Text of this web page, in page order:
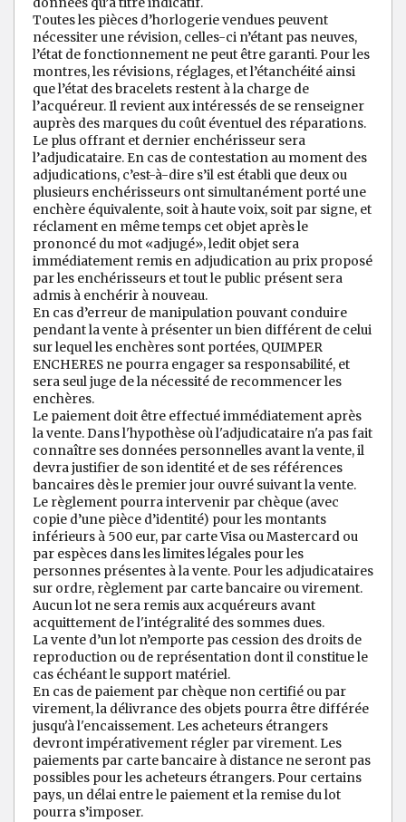
Toutes les pièces d’horlogerie vendues peuvent
nécessiter une révision, celles-ci n’étant pas neuves,
l’état de fonctionnement ne peut être garanti. Pour les
montres, les révisions, réglages, et l’étanchéité ainsi
que l’état des bracelets restent à la charge de
l’acquéreur. Il revient aux intéressés de se renseigner
auprès des marques du coût éventuel des réparations.
Le plus offrant et dernier enchérisseur sera
l’adjudicataire. En cas de contestation au moment des
adjudications, c’est-à-dire s’il est établi que deux ou
plusieurs enchérisseurs ont simultanément porté une
enchère équivalente, soit à haute voix, soit par signe, et
réclament en même temps cet objet après le
prononcé du mot «adjugé», ledit objet sera
immédiatement remis en adjudication au prix proposé
par les enchérisseurs et tout le public présent sera
admis à enchérir à nouveau.
En cas d’erreur de manipulation pouvant conduire
pendant la vente à présenter un bien différent de celui
sur lequel les enchères sont portées, QUIMPER
ENCHERES ne pourra engager sa responsabilité, et
sera seul juge de la nécessité de recommencer les
enchères.
Le paiement doit être effectué immédiatement après
la vente. Dans l'hypothèse où l'adjudicataire n'a pas fait
connaître ses données personnelles avant la vente, il
devra justifier de son identité et de ses références
bancaires dès le premier jour ouvré suivant la vente.
Le règlement pourra intervenir par chèque (avec
copie d’une pièce d’identité) pour les montants
inférieurs à 500 eur, par carte Visa ou Mastercard ou
par espèces dans les limites légales pour les
personnes présentes à la vente. Pour les adjudicataires
sur ordre, règlement par carte bancaire ou virement.
Aucun lot ne sera remis aux acquéreurs avant
acquittement de l'intégralité des sommes dues.
La vente d’un lot n’emporte pas cession des droits de
reproduction ou de représentation dont il constitue le
cas échéant le support matériel.
En cas de paiement par chèque non certifié ou par
virement, la délivrance des objets pourra être différée
jusqu'à l'encaissement. Les acheteurs étrangers
devront impérativement régler par virement. Les
paiements par carte bancaire à distance ne seront pas
possibles pour les acheteurs étrangers. Pour certains
pays, un délai entre le paiement et la remise du lot
pourra s’imposer.